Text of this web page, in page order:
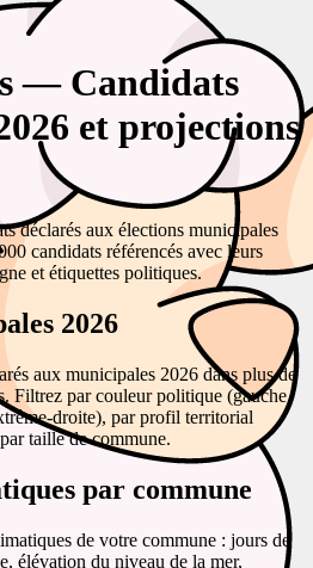
— Candidats
et projections
déclarés aux élections municipales
candidats référencés avec leurs
et étiquettes politiques.
2026
aux municipales 2026 dans plus de
Filtrez par couleur politique (gauche,
droite), par profil territorial
taille de commune.
par commune
de votre commune : jours de
élévation du niveau de la mer,